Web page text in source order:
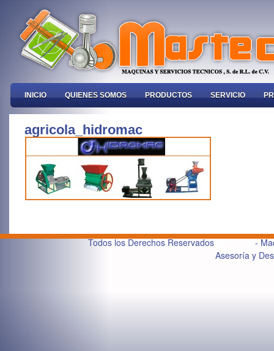
INICIO QUIENES SOMOS PRODUCTOS SERVICIO
agricola_hidromac
Todos los Derechos ReservadosMASTEC-
Asesoría y